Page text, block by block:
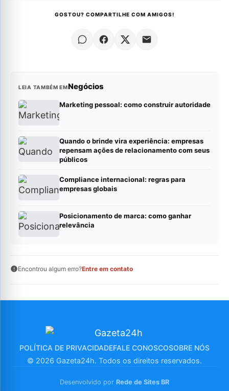
GOSTOU? COMPARTILHE COM AMIGOS!
LEIA TAMBÉM EMNegócios
Marketing pessoal: como construir autoridade
Quando o brinde vira experiência: empresas
repensam ações de relacionamento com seus
públicos
Compliance internacional: regras para
empresas globais
Posicionamento de marca: como ganhar
relevância
Encontrou algum erro?Entre em contato
POLÍTICA DE PRIVACIDADEFALE CONOSCOSOBRE NÓS
© 2026 Gazeta24h. Todos os direitos reservados.
Desenvolvido por Rede de Sites BR